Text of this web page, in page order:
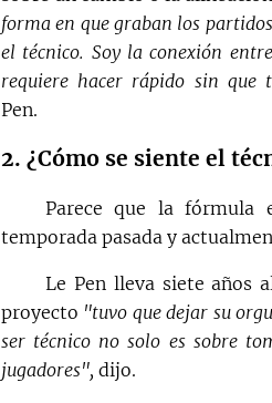
forma en que graban los
el técnico. Soy la conexión
requiere hacer rápido sin que
Pen.
2. ¿Cómo se siente el
Parece que la fórmula
temporada pasada y
Le Pen lleva siete años
proyecto "tuvo que dejar su
ser técnico no solo es sobre
jugadores", dijo.